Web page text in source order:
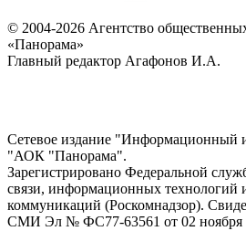
© 2004-2026 Агентство
«Панорама»
Главный редактор Агафонов И.А.
Сетевое издание "Информационный
"АОК "Панорама".
Зарегистрировано Федеральной
связи, информационных технологий
коммуникаций (Роскомнадзор).
СМИ Эл № ФС77-63561 от 02 ноября